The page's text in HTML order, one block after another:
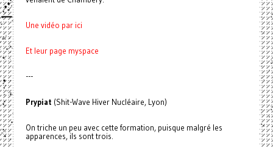
Une vidéo par ici
Et leur page myspace
---
Prypiat (Shit-Wave Hiver Nucléaire, Lyon)
On triche un peu avec cette formation, puisque malgré les
apparences, ils sont trois.